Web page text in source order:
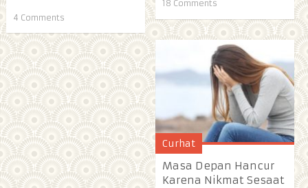
4 Comments
18 Comments
Curhat
Masa Depan Hancur
Karena Nikmat Sesaat